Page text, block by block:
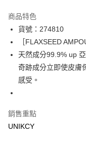
LINE Pay
Apple Pay
街口支付
悠遊付
運送方式
商品特色
貨號：274810
［FLAXSEED
天然成分99.9% up
奇跡成分立即使皮膚
感受。
銷售重點
UNIKCY